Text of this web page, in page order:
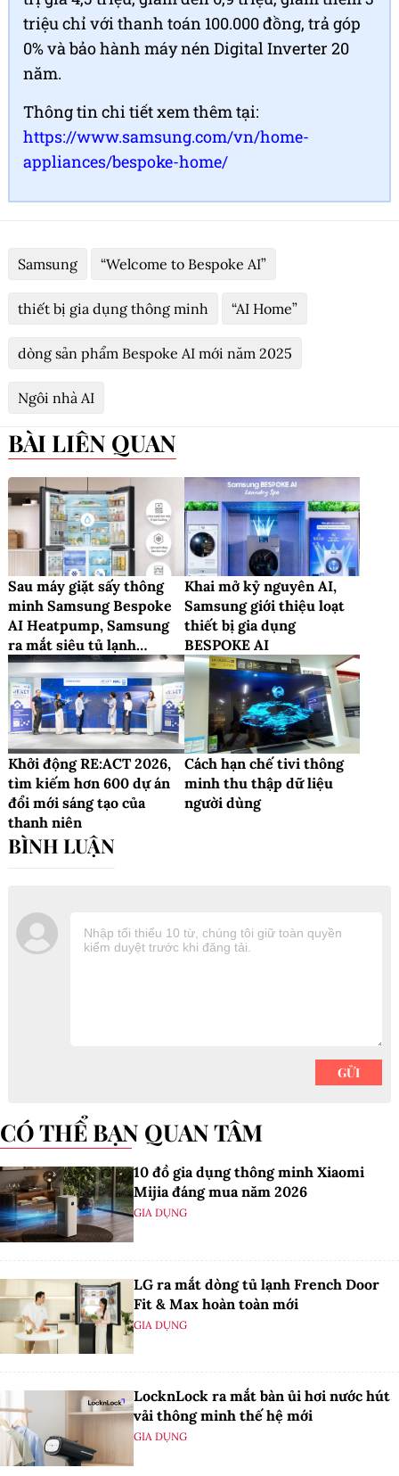
triệu chỉ với thanh toán 100.000 đồng, trả góp
0% và bảo hành máy nén Digital Inverter 20
năm.
Thông tin chi tiết xem thêm tại:
https://www.samsung.com/vn/home-
appliances/bespoke-home/
Samsung “Welcome to Bespoke AI”
thiết bị gia dụng thông minh “AI Home”
dòng sản phẩm Bespoke AI mới năm 2025
Ngôi nhà AI
BÀI LIÊN QUAN
Sau máy giặt sấy thông
minh Samsung Bespoke
AI Heatpump, Samsung
ra mắt siêu tủ lạnh
Bespoke AI Family
Hub™+
Khai mở kỷ nguyên AI,
Samsung giới thiệu loạt
thiết bị gia dụng
BESPOKE AI
Khởi động RE:ACT 2026,
tìm kiếm hơn 600 dự án
đổi mới sáng tạo của
thanh niên
Cách hạn chế tivi thông
minh thu thập dữ liệu
người dùng
CÓ THỂ BẠN QUAN TÂM
10 đồ gia dụng thông minh Xiaomi
Mijia đáng mua năm 2026
GIA DỤNG
LG ra mắt dòng tủ lạnh French Door
Fit & Max hoàn toàn mới
GIA DỤNG
LocknLock ra mắt bàn ủi hơi nước hút
vải thông minh thế hệ mới
GIA DỤNG